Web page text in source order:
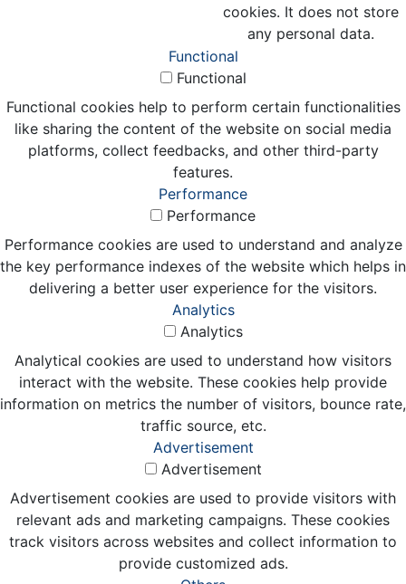
cookies. It does not store
any personal data.
Functional
Functional
Functional cookies help to perform certain functionalities
like sharing the content of the website on social media
platforms, collect feedbacks, and other third-party
features.
Performance
Performance
Performance cookies are used to understand and analyze
the key performance indexes of the website which helps in
delivering a better user experience for the visitors.
Analytics
Analytics
Analytical cookies are used to understand how visitors
interact with the website. These cookies help provide
information on metrics the number of visitors, bounce rate,
traffic source, etc.
Advertisement
Advertisement
Advertisement cookies are used to provide visitors with
relevant ads and marketing campaigns. These cookies
track visitors across websites and collect information to
provide customized ads.